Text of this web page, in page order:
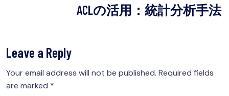
ACLの活用：統計分析手法
Leave a Reply
Your email address will not be published. Required fields
are marked *